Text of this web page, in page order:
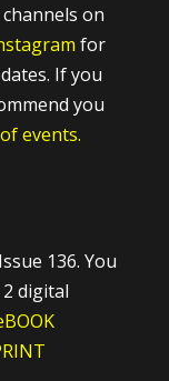
on
for
If you
you
events.
136. You
digital